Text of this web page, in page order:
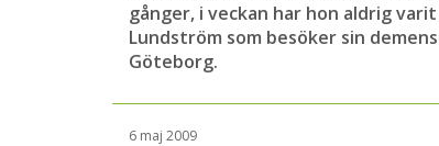
gånger, i veckan har hon aldrig
Lundström som besöker sin
Göteborg.
6 maj 2009